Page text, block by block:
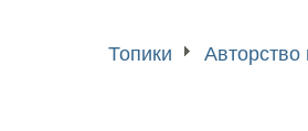
Топики Авторство